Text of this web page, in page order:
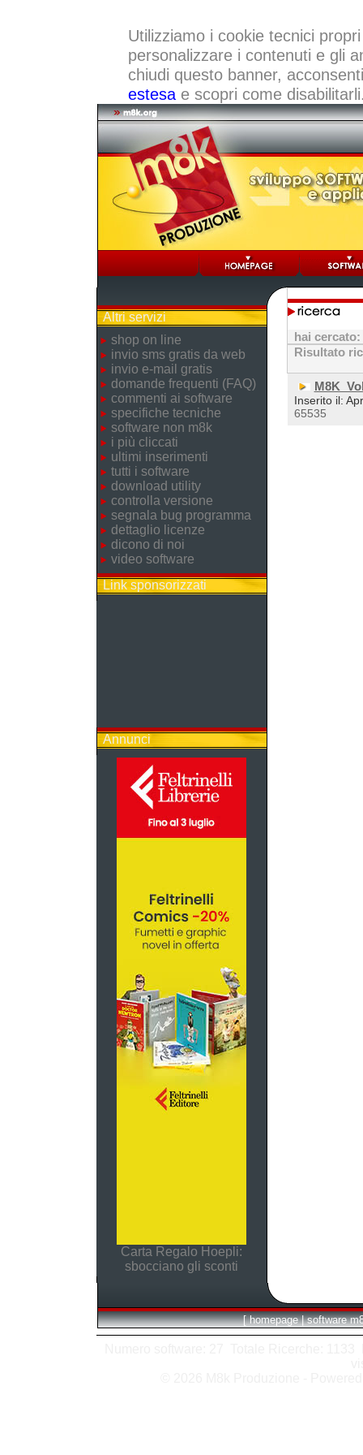
Utilizziamo i cookie tecnici
personalizzare i contenuti e gli
chiudi questo banner,
estesae scopri come
Altri servizi
shop on line
invio sms gratis da web
invio e-mail gratis
domande frequenti (FAQ)
commenti ai software
specifiche tecniche
software non m8k
i più cliccati
ultimi inserimenti
tutti i software
download utility
controlla versione
segnala bug programma
dettaglio licenze
dicono di noi
video software
Link sponsorizzati
Annunci
Carta Regalo Hoepli:
sbocciano gli sconti
hai cercato:
Risultato
Inserito il:
65535
[ homepage | software